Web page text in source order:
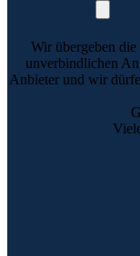
Wir übergeben
unverbindlichen
Anbieter und wir